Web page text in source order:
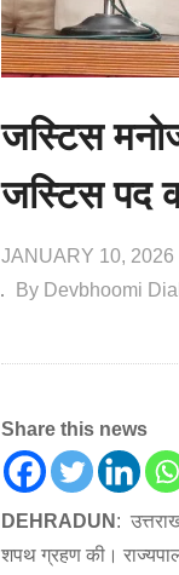
जस्टिस
जस्टिस पद
JANUARY 10, 2026
By Devbhoomi
Share this news
DEHRADUN :
शपथ ग्रहण की।